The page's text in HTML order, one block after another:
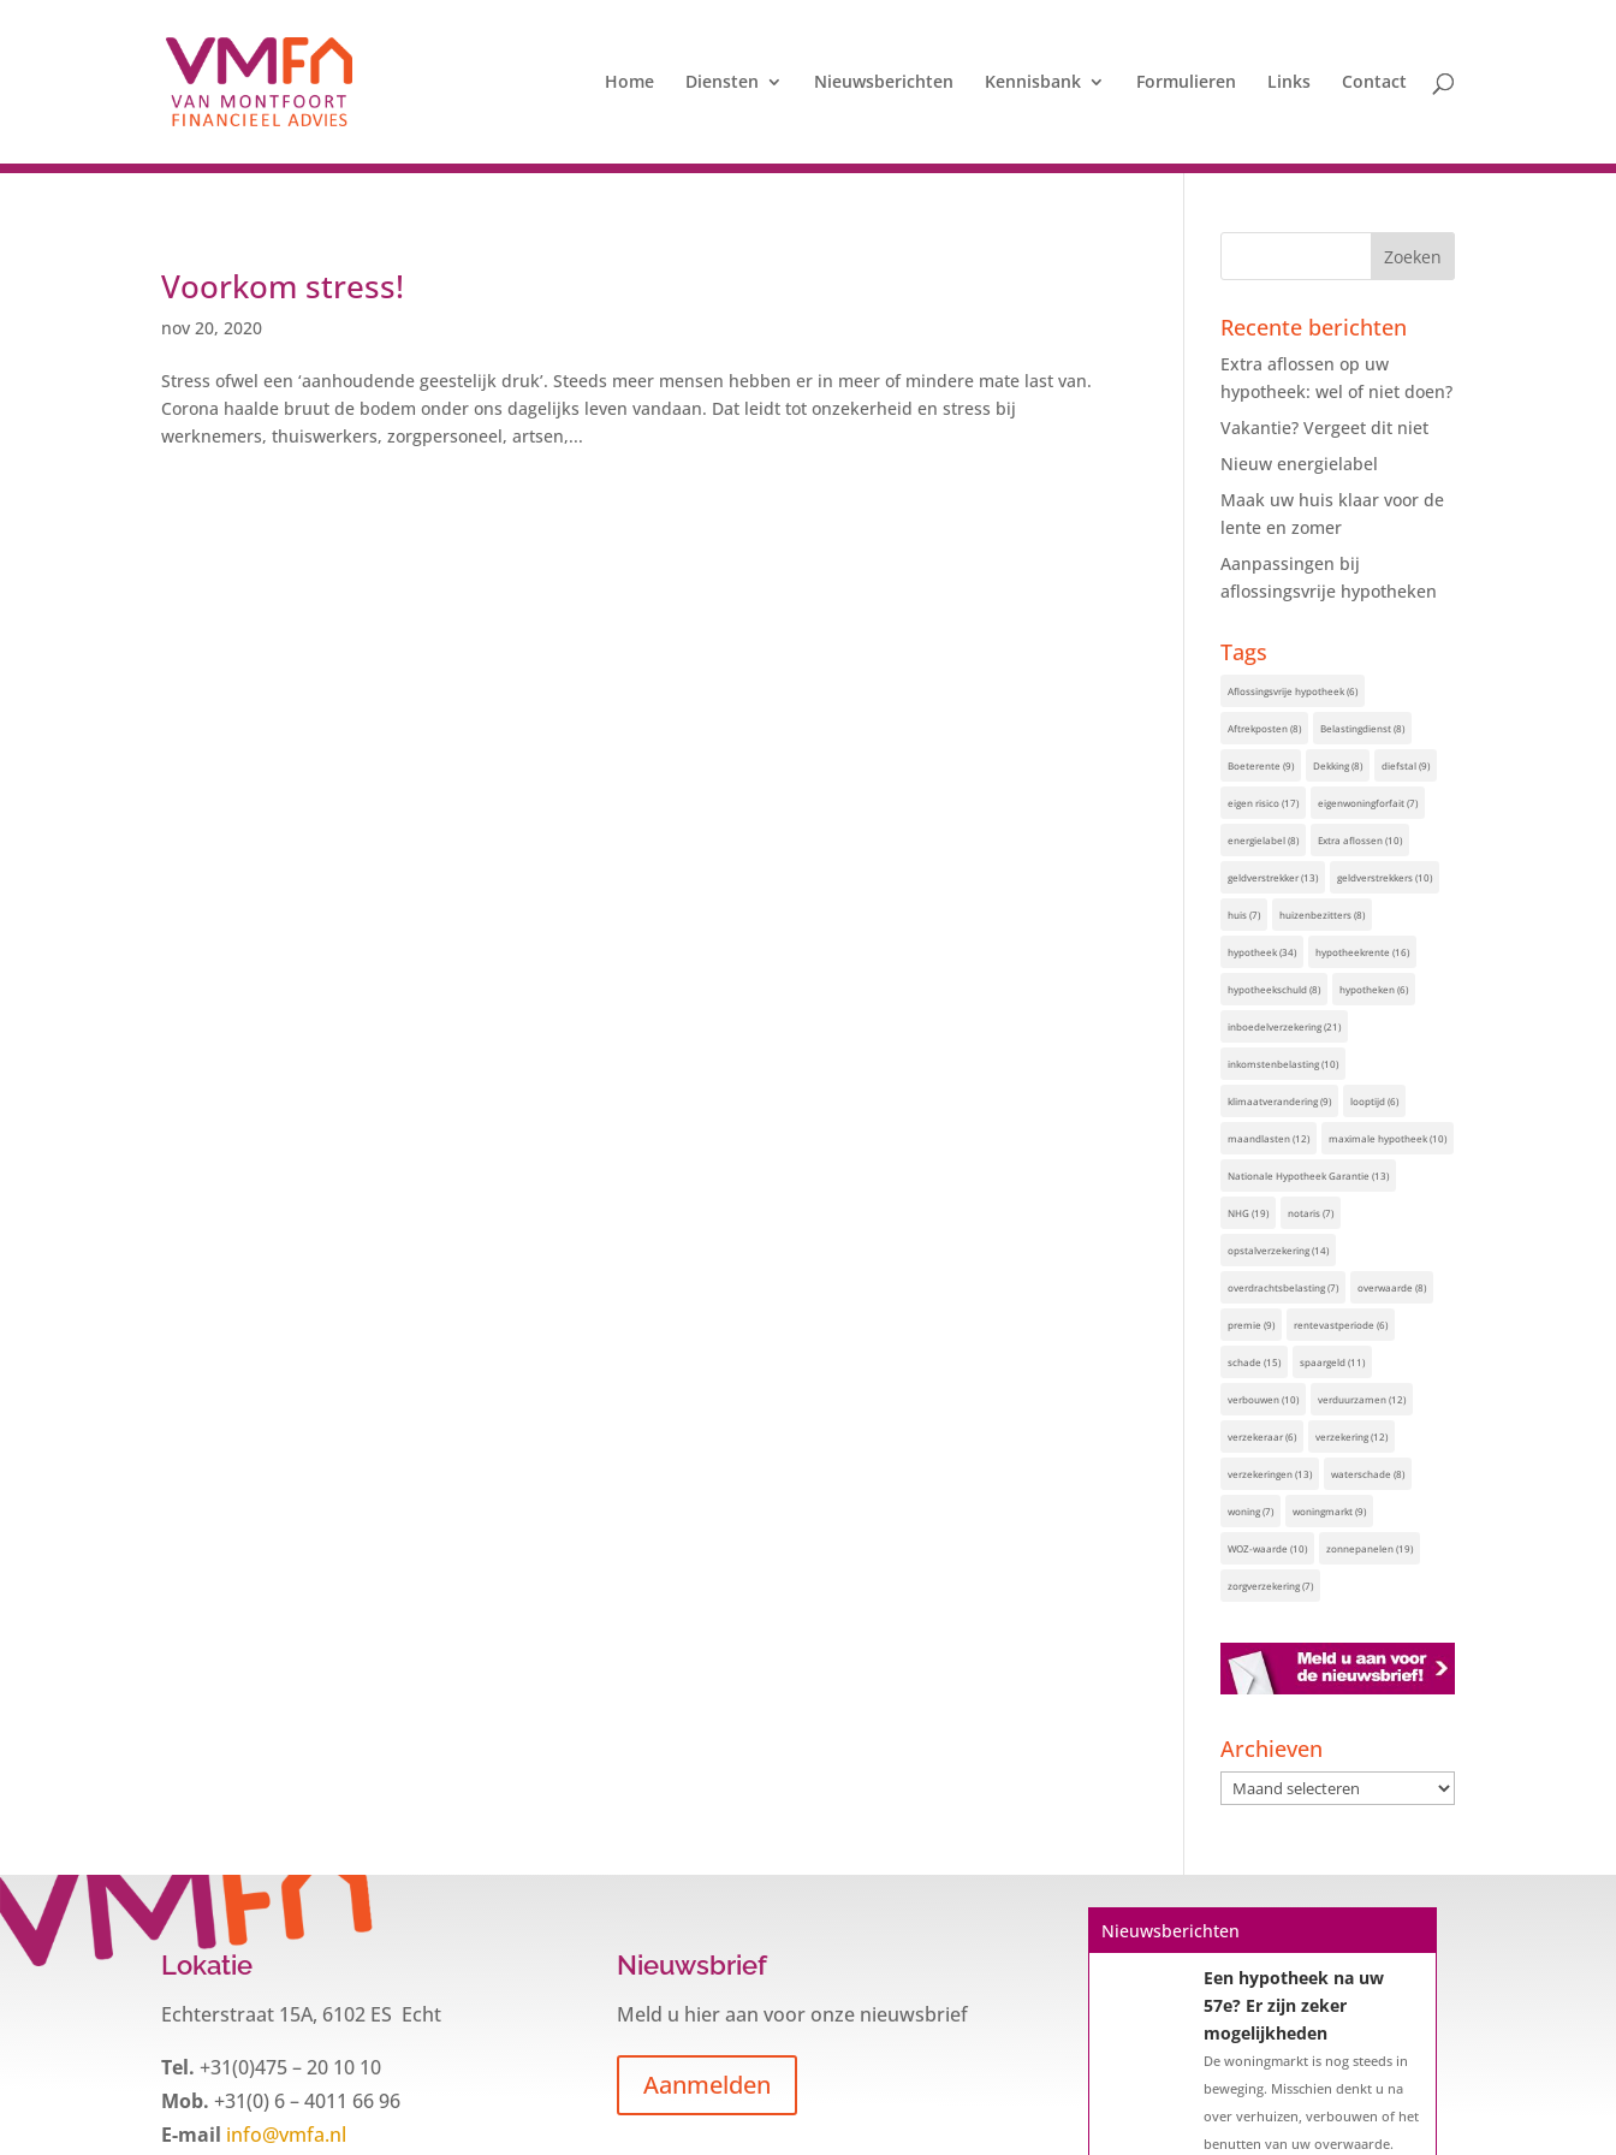
Home Diensten Nieuwsberichten Kennisbank Formulieren Links Contact
Voorkom stress!
nov 20, 2020
Stress ofwel een ‘aanhoudende geestelijk druk’. Steeds meer mensen hebben er in meer of mindere mate last van.
Corona haalde bruut de bodem onder ons dagelijks leven vandaan. Dat leidt tot onzekerheid en stress bij
werknemers, thuiswerkers, zorgpersoneel, artsen,...
Recente berichten
Extra aflossen op uw
hypotheek: wel of niet doen?
Vakantie? Vergeet dit niet
Nieuw energielabel
Maak uw huis klaar voor de
lente en zomer
Aanpassingen bij
aflossingsvrije hypotheken
Tags
Aflossingsvrije hypotheek(6)
Aftrekposten(8) Belastingdienst(8)
Boeterente (9) Dekking(8) diefstal(9)
eigen risico(17) eigenwoningforfait(7)
energielabel(8) Extra aflossen(10)
geldverstrekker(13) geldverstrekkers(10)
huis(7) huizenbezitters(8)
hypotheek(34) hypotheekrente (16)
hypotheekschuld(8) hypotheken(6)
inboedelverzekering(21)
inkomstenbelasting(10)
klimaatverandering(9) looptijd(6)
maandlasten(12) maximale hypotheek(10)
Nationale Hypotheek Garantie (13)
NHG(19) notaris(7)
opstalverzekering(14)
overdrachtsbelasting(7) overwaarde (8)
premie (9) rentevastperiode (6)
schade (15) spaargeld(11)
verbouwen(10) verduurzamen(12)
verzekeraar(6) verzekering(12)
verzekeringen(13) waterschade (8)
woning(7) woningmarkt(9)
WOZ-waarde (10) zonnepanelen(19)
zorgverzekering(7)
Archieven
Archieven
Lokatie
Echterstraat 15A, 6102 ES Echt
Tel. +31(0)475 – 20 10 10
Mob. +31(0) 6 – 4011 66 96
E-mail info@vmfa.nl
Nieuwsbrief
Meld u hier aan voor onze nieuwsbrief
Aanmelden
Nieuwsberichten
Een hypotheek na uw
57e? Er zijn zeker
mogelijkheden
De woningmarkt is nog steeds in
beweging. Misschien denkt u na
over verhuizen, verbouwen of het
benutten van uw overwaarde.